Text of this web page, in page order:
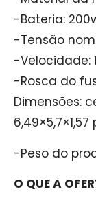
-Bateria:
-Tensão
-Velocidade:
-Rosca do
Dimensões:
-Peso do
O QUE A